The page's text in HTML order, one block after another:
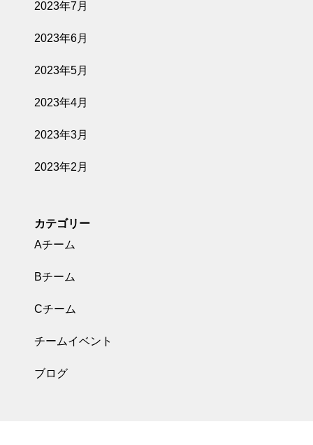
2023年7月
2023年6月
2023年5月
2023年4月
2023年3月
2023年2月
カテゴリー
Aチーム
Bチーム
Cチーム
チームイベント
ブログ